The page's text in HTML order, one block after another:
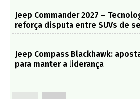
Jeep Commander 2027 –
reforça disputa entre SUVs de
Jeep Compass Blackhawk:
para manter a liderança